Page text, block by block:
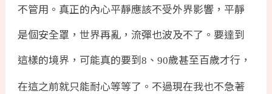
不管用。真正的內心平靜應該不受外界影響，平靜
是個安全罩，世界再亂，流彈也波及不了。要達到
這樣的境界，可能真的要到8 、 90歲甚至百歲才行，
在這之前就只能耐心等等了。不過現在我也不急著